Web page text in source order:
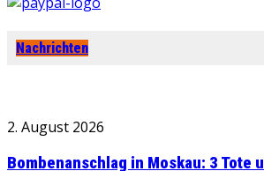
Nachrichten
2. August 2026
Bombenanschlag in Moskau: 3 Tote